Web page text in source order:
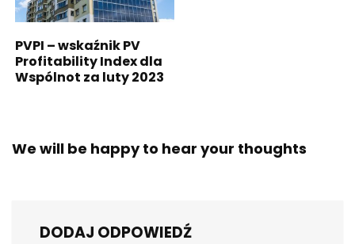
PVPI – wskaźnik PV
Profitability Index dla
Wspólnot za luty 2023
We will be happy to hear your thoughts
DODAJ ODPOWIEDŹ